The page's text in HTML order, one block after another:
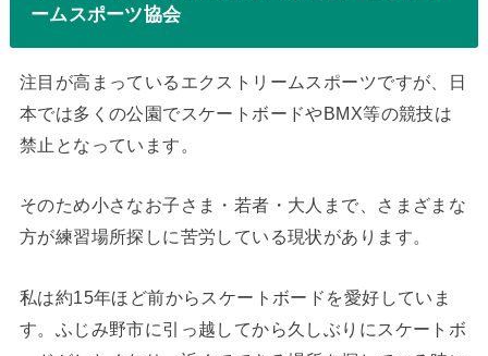
ームスポーツ協会
注目が高まっているエクストリームスポーツですが、日
本では多くの公園でスケートボードやBMX等の競技は
禁止となっています。
そのため小さなお子さま・若者・大人まで、さまざまな
方が練習場所探しに苦労している現状があります。
私は約15年ほど前からスケートボードを愛好していま
す。ふじみ野市に引っ越してから久しぶりにスケートボ